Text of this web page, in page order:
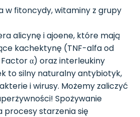
w fitoncydy, witaminy z grupy
alicynę i ajoene, które mają
kachektynę (TNF-alfa od
α) oraz interleukiny
to silny naturalny antybiotyk,
i wirusy. Możemy zaliczyć
Spożywanie
procesy starzenia się